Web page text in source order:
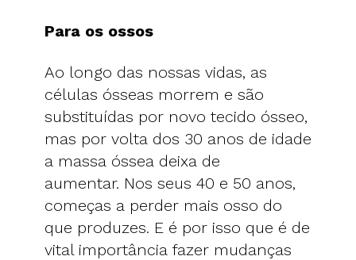
Para os ossos
Ao longo das nossas vidas, as
células ósseas morrem e são
substituídas por novo tecido ósseo,
mas por volta dos 30 anos de idade
a massa óssea deixa de
aumentar. Nos seus 40 e 50 anos,
começas a perder mais osso do
que produzes. E é por isso que é de
vital importância fazer mudanças